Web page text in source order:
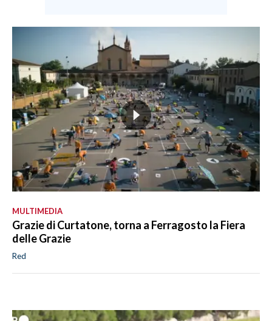
MULTIMEDIA
Grazie di Curtatone, torna a Ferragosto la Fiera
delle Grazie
Red